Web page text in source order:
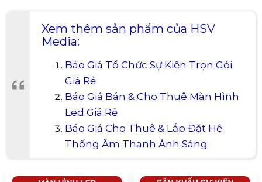
Xem thêm sản phẩm của HSV
Media:
Báo Giá Tổ Chức Sự Kiện Trọn Gói
Giá Rẻ
Báo Giá Bán & Cho Thuê Màn Hình
Led Giá Rẻ
Báo Giá Cho Thuê & Lắp Đặt Hệ
Thống Âm Thanh Ánh Sáng